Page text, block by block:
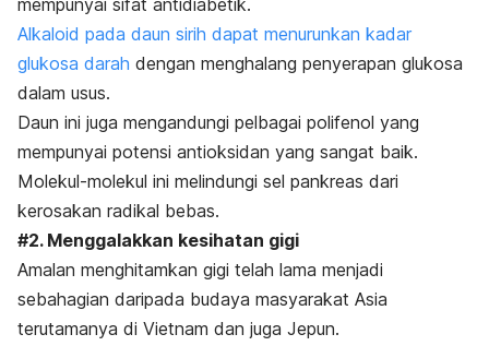
Alkaloid pada daun sirih dapat menurunkan kadar
glukosa darah dengan menghalang penyerapan glukosa
dalam usus.
Daun ini juga mengandungi pelbagai polifenol yang
mempunyai potensi antioksidan yang sangat baik.
Molekul-molekul ini melindungi sel pankreas dari
kerosakan radikal bebas.
#2. Menggalakkan kesihatan gigi
Amalan menghitamkan gigi telah lama menjadi
sebahagian daripada budaya masyarakat Asia
terutamanya di Vietnam dan juga Jepun.